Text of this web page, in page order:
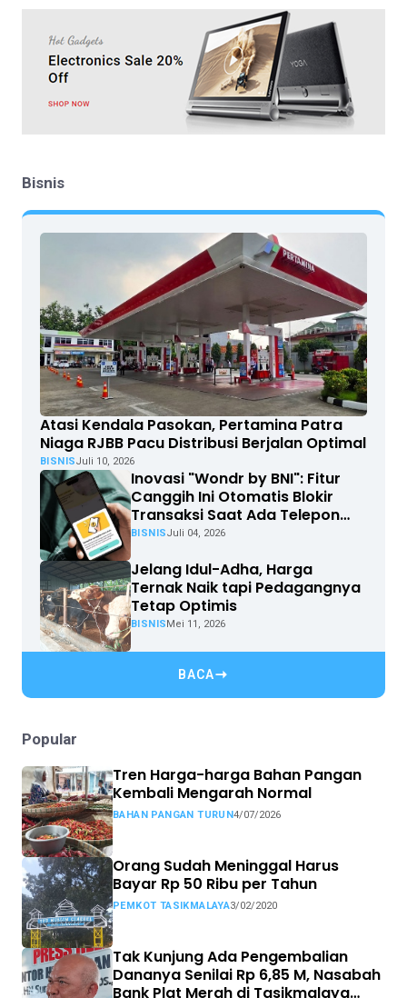
Bisnis
Atasi Kendala Pasokan, Pertamina Patra
Niaga RJBB Pacu Distribusi Berjalan Optimal
BISNISJuli 10, 2026
Inovasi "Wondr by BNI": Fitur
Canggih Ini Otomatis Blokir
Transaksi Saat Ada Telepon
Masuk
BISNISJuli 04, 2026
Jelang Idul-Adha, Harga
Ternak Naik tapi Pedagangnya
Tetap Optimis
BISNISMei 11, 2026
BACA
Popular
Tren Harga-harga Bahan Pangan
Kembali Mengarah Normal
BAHAN PANGAN TURUN4/07/2026
Orang Sudah Meninggal Harus
Bayar Rp 50 Ribu per Tahun
PEMKOT TASIKMALAYA3/02/2020
Tak Kunjung Ada Pengembalian
Dananya Senilai Rp 6,85 M, Nasabah
Bank Plat Merah di Tasikmalaya